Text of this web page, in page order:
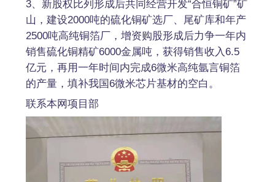
3、新股权比列形成后共同经营开发“合恒铜矿”矿
山，建设2000吨的硫化铜矿选厂、尾矿库和年产
2500吨高纯铜箔厂，增资购股形成后力争一年内
销售硫化铜精矿6000金属吨，获得销售收入6.5
亿元，再用一年时间内完成6微米高纯氩言铜箔
的产量，填补我国6微米芯片基材的空白。
联系本网项目部